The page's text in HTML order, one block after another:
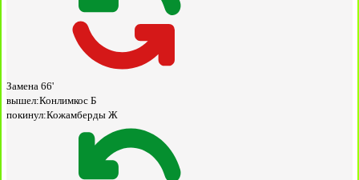
Замена 66'
вышел:Конлимкос Б
покинул:Кожамберды Ж